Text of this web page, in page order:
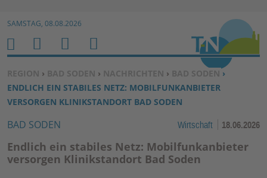
Zum Inhalt springen ↓
SAMSTAG, 08.08.2026
SIE BEFINDEN SICH HIER:
REGION › BAD SODEN › NACHRICHTEN › BAD SODEN ›
ENDLICH EIN STABILES NETZ: MOBILFUNKANBIETER
VERSORGEN KLINIKSTANDORT BAD SODEN
BAD SODEN Wirtschaft 18.06.2026
Endlich ein stabiles Netz: Mobilfunkanbieter
versorgen Klinikstandort Bad Soden
H
O
M
E
M
E
N
U
S
U
C
H
B
E
N
U
E
R